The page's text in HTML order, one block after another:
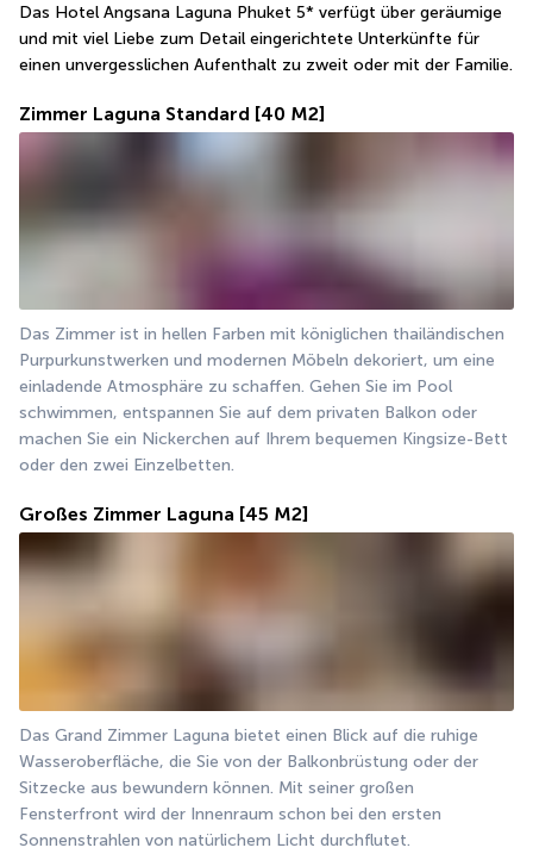
Das Hotel Angsana Laguna Phuket 5* verfügt über geräumige
und mit viel Liebe zum Detail eingerichtete Unterkünfte für
einen unvergesslichen Aufenthalt zu zweit oder mit der Familie.
Zimmer Laguna Standard [40 M2]
Das Zimmer ist in hellen Farben mit königlichen thailändischen
Purpurkunstwerken und modernen Möbeln dekoriert, um eine
einladende Atmosphäre zu schaffen. Gehen Sie im Pool
schwimmen, entspannen Sie auf dem privaten Balkon oder
machen Sie ein Nickerchen auf Ihrem bequemen Kingsize-Bett
oder den zwei Einzelbetten.
Großes Zimmer Laguna [45 M2]
Das Grand Zimmer Laguna bietet einen Blick auf die ruhige
Wasseroberfläche, die Sie von der Balkonbrüstung oder der
Sitzecke aus bewundern können. Mit seiner großen
Fensterfront wird der Innenraum schon bei den ersten
Sonnenstrahlen von natürlichem Licht durchflutet.